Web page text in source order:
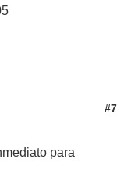
#7
para